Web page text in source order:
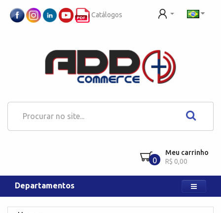
Catálogos
0
Meu carrinho
R$ 0,00
Departamentos